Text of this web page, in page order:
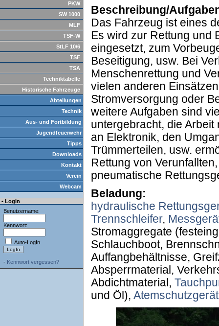
PKW
SW 1000
MLF
TSF-W
StLF 10/6
TSF
TSA
Techniktabelle
Historische Fahrzeuge
Abteilungen
Technik
Aus- und Fortbildung
Jugendfeuerwehr
Tipps
Downloads
Kontakt
Verein
Webcam
• LogIn
Benutzername:
Kennwort:
Auto-LogIn
- Kennwort vergessen?
Beschreibung/
Das Fahrzeug ist eines
Es wird zur Rettung und
eingesetzt, zum
Beseitigung, usw. Bei
Menschenrettung und
vielen anderen
Stromversorgung oder
weitere Aufgaben sind
untergebracht, die
an Elektronik, den
Trümmerteilen, usw.
Rettung von
pneumatische
Beladung:
hydraulische
Trennschleifer,
Stromaggregate
Schlauchboot,
Auffangbehältnisse,
Absperrmaterial,
Abdichtmaterial,
und Öl),